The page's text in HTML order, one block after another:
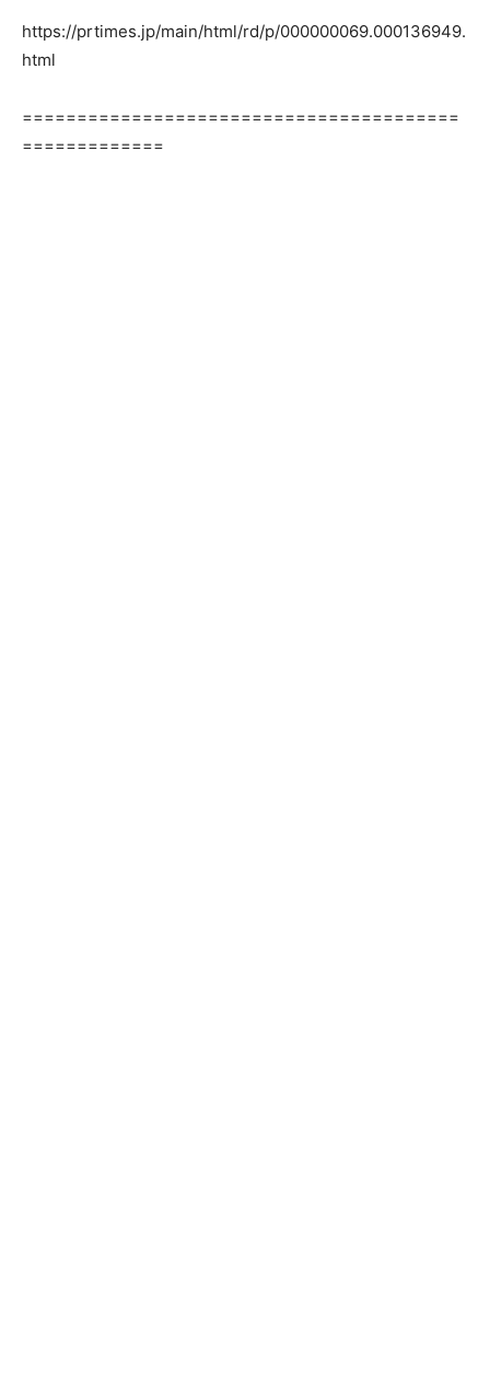
https://prtimes.jp/main/html/rd/p/000000069.000136949.
html
========================================
=============